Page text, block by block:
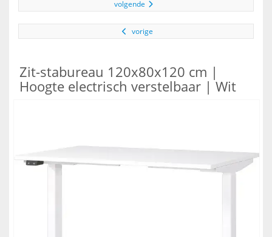
volgende
vorige
Zit-stabureau 120x80x120 cm |
Hoogte electrisch verstelbaar | Wit